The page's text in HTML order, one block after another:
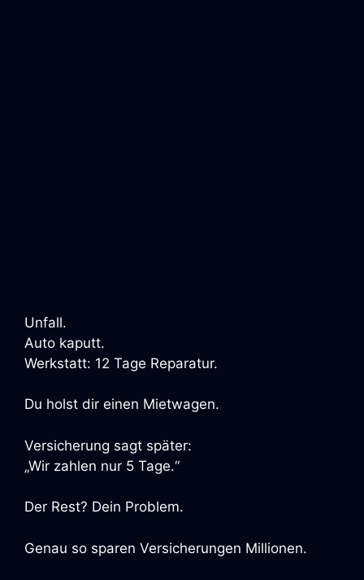
Unfall.
Auto kaputt.
Werkstatt: 12 Tage Reparatur.
Du holst dir einen Mietwagen.
Versicherung sagt später:
„Wir zahlen nur 5 Tage.“
Der Rest? Dein Problem.
Genau so sparen Versicherungen Millionen.